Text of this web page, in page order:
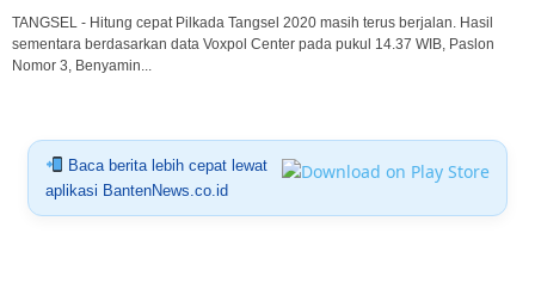
TANGSEL - Hitung cepat Pilkada Tangsel 2020 masih terus berjalan. Hasil
sementara berdasarkan data Voxpol Center pada pukul 14.37 WIB, Paslon
Nomor 3, Benyamin...
Baca berita lebih cepat lewat
aplikasi BantenNews.co.id